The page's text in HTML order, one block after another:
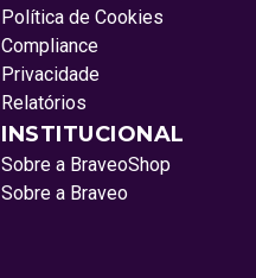
Política de Cookies
Compliance
Privacidade
Relatórios
INSTITUCIONAL
Sobre a BraveoShop
Sobre a Braveo